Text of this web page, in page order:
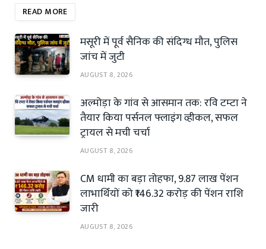
READ MORE
मसूरी में पूर्व सैनिक की संदिग्ध मौत, पुलिस
जांच में जुटी
AUGUST 8, 2026
अल्मोड़ा के गांव से आसमान तक: रवि टम्टा ने
तैयार किया पर्सनल फ्लाइंग व्हीकल, सफल
ट्रायल से मची चर्चा
AUGUST 8, 2026
CM धामी का बड़ा तोहफा, 9.87 लाख पेंशन
लाभार्थियों को ₹146.32 करोड़ की पेंशन राशि
जारी
AUGUST 8, 2026